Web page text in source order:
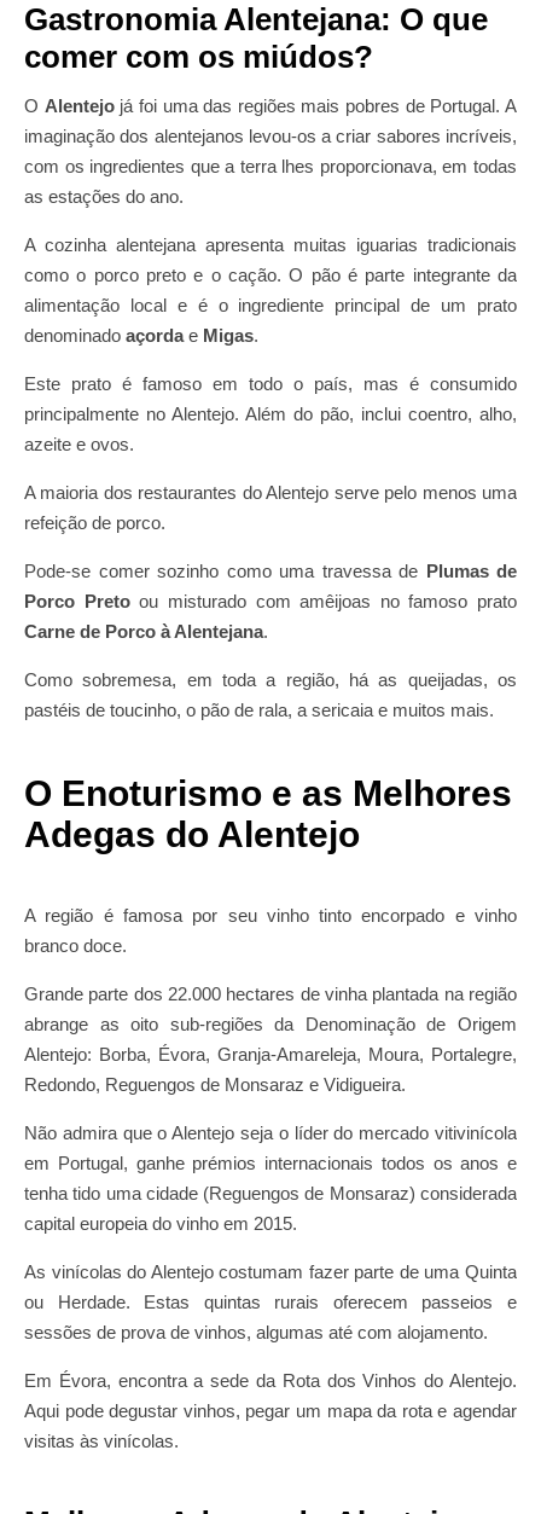
Gastronomia Alentejana: O que
comer com os miúdos?
O Alentejojá foi uma das regiões mais pobres de Portugal. A
imaginação dos alentejanos levou-os a criar sabores incríveis,
com os ingredientes que a terra lhes proporcionava, em todas
as estações do ano.
A cozinha alentejana apresenta muitas iguarias tradicionais
como o porco preto e o cação. O pão é parte integrante da
alimentação local e é o ingrediente principal de um prato
denominado açordae Migas.
Este prato é famoso em todo o país, mas é consumido
principalmente no Alentejo. Além do pão, inclui coentro, alho,
azeite e ovos.
A maioria dos restaurantes do Alentejo serve pelo menos uma
refeição de porco.
Pode-se comer sozinho como uma travessa de Plumas de
Porco Pretoou misturado com amêijoas no famoso prato
Carne de Porco à Alentejana.
Como sobremesa, em toda a região, há as queijadas, os
pastéis de toucinho, o pão de rala, a sericaia e muitos mais.
O Enoturismo e as Melhores
Adegas do Alentejo
A região é famosa por seu vinho tinto encorpado e vinho
branco doce.
Grande parte dos 22.000 hectares de vinha plantada na região
abrange as oito sub-regiões da Denominação de Origem
Alentejo: Borba, Évora, Granja-Amareleja, Moura, Portalegre,
Redondo, Reguengos de Monsaraz e Vidigueira.
Não admira que o Alentejo seja o líder do mercado vitivinícola
em Portugal, ganhe prémios internacionais todos os anos e
tenha tido uma cidade (Reguengos de Monsaraz) considerada
capital europeia do vinho em 2015.
As vinícolas do Alentejo costumam fazer parte de uma Quinta
ou Herdade. Estas quintas rurais oferecem passeios e
sessões de prova de vinhos, algumas até com alojamento.
Em Évora, encontra a sede da Rota dos Vinhos do Alentejo.
Aqui pode degustar vinhos, pegar um mapa da rota e agendar
visitas às vinícolas.